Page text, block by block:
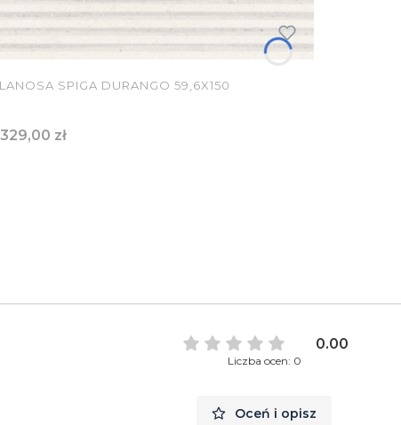
SPIGA DURANGO 59,6X150
Cena
329,00 zł
0.00
Liczba ocen: 0
Oceń i opisz